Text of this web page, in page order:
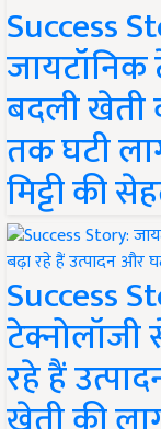
Success
जायटॉनिक
बदली खेती
तक घटी
मिट्टी की
Success
रहे हैं